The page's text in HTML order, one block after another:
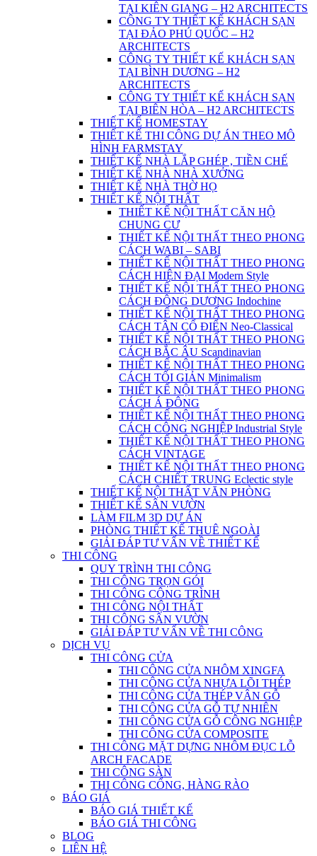
TẠI KIÊN GIANG – H2 ARCHITECTS
CÔNG TY THIẾT KẾ KHÁCH SẠN
TẠI ĐẢO PHÚ QUỐC – H2
ARCHITECTS
CÔNG TY THIẾT KẾ KHÁCH SẠN
TẠI BÌNH DƯƠNG – H2
ARCHITECTS
CÔNG TY THIẾT KẾ KHÁCH SẠN
TẠI BIÊN HÒA – H2 ARCHITECTS
THIẾT KẾ HOMESTAY
THIẾT KẾ THI CÔNG DỰ ÁN THEO MÔ
HÌNH FARMSTAY
THIẾT KẾ NHÀ LẮP GHÉP , TIỀN CHẾ
THIẾT KẾ NHÀ NHÀ XƯỞNG
THIẾT KẾ NHÀ THỜ HỌ
THIẾT KẾ NỘI THẤT
THIẾT KẾ NỘI THẤT CĂN HỘ
CHUNG CƯ
THIẾT KẾ NỘI THẤT THEO PHONG
CÁCH WABI – SABI
THIẾT KẾ NỘI THẤT THEO PHONG
CÁCH HIỆN ĐẠI Modern Style
THIẾT KẾ NỘI THẤT THEO PHONG
CÁCH ĐÔNG DƯƠNG Indochine
THIẾT KẾ NỘI THẤT THEO PHONG
CÁCH TÂN CỔ ĐIỂN Neo-Classical
THIẾT KẾ NỘI THẤT THEO PHONG
CÁCH BẮC ÂU Scandinavian
THIẾT KẾ NỘI THẤT THEO PHONG
CÁCH TỐI GIẢN Minimalism
THIẾT KẾ NỘI THẤT THEO PHONG
CÁCH Á ĐÔNG
THIẾT KẾ NỘI THẤT THEO PHONG
CÁCH CÔNG NGHIỆP Industrial Style
THIẾT KẾ NỘI THẤT THEO PHONG
CÁCH VINTAGE
THIẾT KẾ NỘI THẤT THEO PHONG
CÁCH CHIẾT TRUNG Eclectic style
THIẾT KẾ NỘI THẤT VĂN PHÒNG
THIẾT KẾ SÂN VƯỜN
LÀM FILM 3D DỰ ÁN
PHÒNG THIẾT KẾ THUÊ NGOÀI
GIẢI ĐÁP TƯ VẤN VỀ THIẾT KẾ
THI CÔNG
QUY TRÌNH THI CÔNG
THI CÔNG TRỌN GÓI
THI CÔNG CÔNG TRÌNH
THI CÔNG NỘI THẤT
THI CÔNG SÂN VƯỜN
GIẢI ĐÁP TƯ VẤN VỀ THI CÔNG
DỊCH VỤ
THI CÔNG CỬA
THI CÔNG CỬA NHÔM XINGFA
THI CÔNG CỬA NHỰA LÕI THÉP
THI CÔNG CỬA THÉP VÂN GỖ
THI CÔNG CỬA GỖ TỰ NHIÊN
THI CÔNG CỬA GỖ CÔNG NGHIỆP
THI CÔNG CỬA COMPOSITE
THI CÔNG MẶT DỰNG NHÔM ĐỤC LỖ
ARCH FACADE
THI CÔNG SÀN
THI CÔNG CỔNG, HÀNG RÀO
BÁO GIÁ
BÁO GIÁ THIẾT KẾ
BÁO GIÁ THI CÔNG
BLOG
LIÊN HỆ